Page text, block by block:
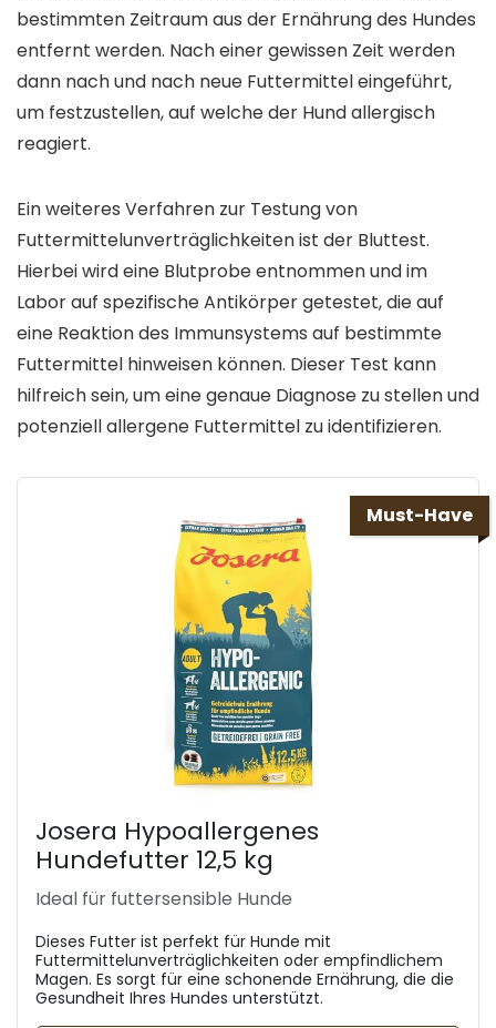
bestimmten Zeitraum aus der Ernährung des Hundes
entfernt werden. Nach einer gewissen Zeit werden
dann nach und nach neue Futtermittel eingeführt,
um festzustellen, auf welche der Hund allergisch
reagiert.
Ein weiteres Verfahren zur Testung von
Futtermittelunverträglichkeiten ist der Bluttest.
Hierbei wird eine Blutprobe entnommen und im
Labor auf spezifische Antikörper getestet, die auf
eine Reaktion des Immunsystems auf bestimmte
Futtermittel hinweisen können. Dieser Test kann
hilfreich sein, um eine genaue Diagnose zu stellen und
potenziell allergene Futtermittel zu identifizieren.
Must-Have
Josera Hypoallergenes
Hundefutter 12,5 kg
Ideal für futtersensible Hunde
Dieses Futter ist perfekt für Hunde mit
Futtermittelunverträglichkeiten oder empfindlichem
Magen. Es sorgt für eine schonende Ernährung, die die
Gesundheit Ihres Hundes unterstützt.